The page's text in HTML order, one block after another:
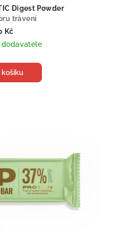
Digest Powder
trávení
Kč
košíku